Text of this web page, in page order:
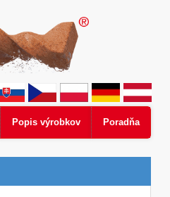
Popis výrobkov Poradňa